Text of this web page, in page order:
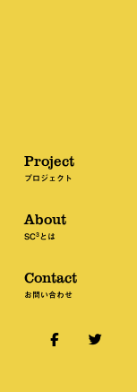
Project
プロジェクト
About
SC3とは
Contact
お問い合わせ